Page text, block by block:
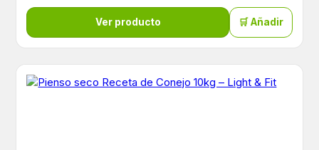
Ver producto 🛒 Añadir